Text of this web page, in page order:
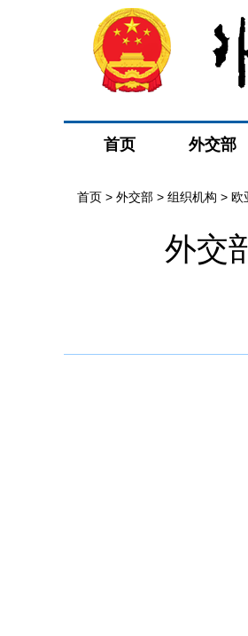
首页 外交部
首页 > 外交部 > 组织机构 > 欧
外交